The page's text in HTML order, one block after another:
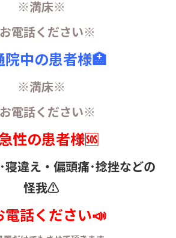
※満床※
電話ください※
院中の患者様🏥
※満床※
電話ください※
性の患者様🆘
違え・ 偏頭痛･捻挫などの
怪我⚠️
電話ください📣